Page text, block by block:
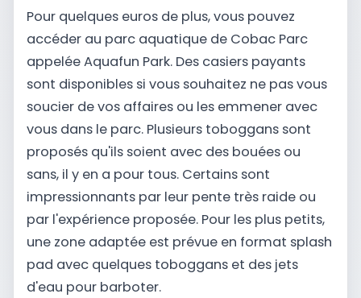
Pour quelques euros de plus, vous pouvez
accéder au parc aquatique de Cobac Parc
appelée Aquafun Park. Des casiers payants
sont disponibles si vous souhaitez ne pas vous
soucier de vos affaires ou les emmener avec
vous dans le parc. Plusieurs toboggans sont
proposés qu'ils soient avec des bouées ou
sans, il y en a pour tous. Certains sont
impressionnants par leur pente très raide ou
par l'expérience proposée. Pour les plus petits,
une zone adaptée est prévue en format splash
pad avec quelques toboggans et des jets
d'eau pour barboter.